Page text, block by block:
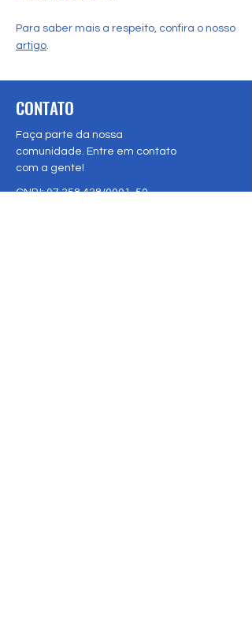
Para saber mais a respeito, confira o nosso
artigo.
CONTATO
Faça parte da nossa
comunidade. Entre em contato
com a gente!
CNPJ:07.358.428/0001-50